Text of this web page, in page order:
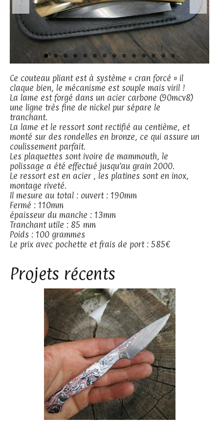
Ce couteau pliant est à système « cran forcé » il
claque bien, le mécanisme est souple mais viril !
La lame est forgé dans un acier carbone (90mcv8)
une ligne très fine de nickel pur sépare le
tranchant.
La lame et le ressort sont rectifié au centième, et
monté sur des rondelles en bronze, ce qui assure un
coulissement parfait.
Les plaquettes sont ivoire de mammouth, le
polissage a été effectué jusqu’au grain 2000.
Le ressort est en acier , les platines sont en inox,
montage riveté.
Il mesure au total : ouvert : 190mm
Fermé : 110mm
épaisseur du manche : 13mm
Tranchant utile : 85 mm
Poids : 100 grammes
Le prix avec pochette et frais de port : 585€
Projets récents